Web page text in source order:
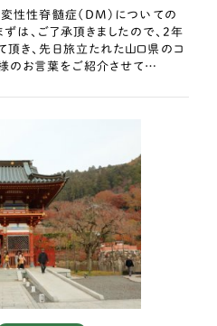
性性脊髄症（DM）についての
は、ご了承頂きましたので、2年
き、先日旅立たれた山口県のコ
のお言葉をご紹介させて…